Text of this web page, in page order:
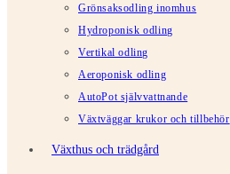
Grönsaksodling inomhus
Hydroponisk odling
Vertikal odling
Aeroponisk odling
AutoPot självvattnande
Växtväggar krukor och tillbehör
Växthus och trädgård